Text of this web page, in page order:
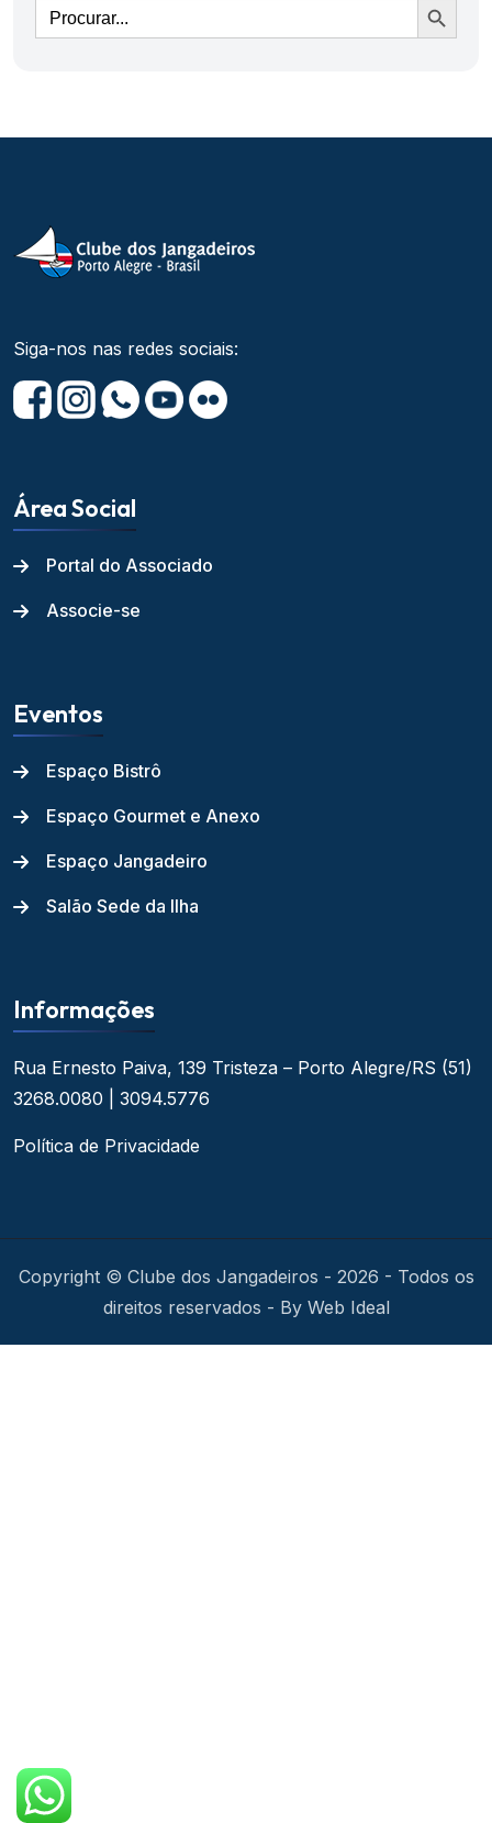
Siga-nos nas redes sociais:
Área Social
Portal do Associado
Associe-se
Eventos
Espaço Bistrô
Espaço Gourmet e Anexo
Espaço Jangadeiro
Salão Sede da Ilha
Informações
Rua Ernesto Paiva, 139 Tristeza – Porto Alegre/RS (51)
3268.0080 | 3094.5776
Política de Privacidade
Copyright © Clube dos Jangadeiros - 2026 - Todos os
direitos reservados - By Web Ideal